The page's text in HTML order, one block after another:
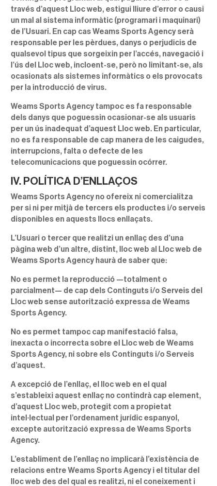
través d’aquest Lloc web, estigui lliure d’error o causi
un mal al sistema informàtic (programari i maquinari)
de l’Usuari. En cap cas Weams Sports Agency serà
responsable per les pèrdues, danys o perjudicis de
qualsevol tipus que sorgeixin per l’accés, navegació i
l’ús del Lloc web, incloent-se, però no limitant-se, als
ocasionats als sistemes informàtics o els provocats
per la introducció de virus.
Weams Sports Agency tampoc es fa responsable
dels danys que poguessin ocasionar-se als usuaris
per un ús inadequat d’aquest Lloc web. En particular,
no es fa responsable de cap manera de les caigudes,
interrupcions, falta o defecte de les
telecomunicacions que poguessin ocórrer.
IV. POLÍTICA D’ENLLAÇOS
Weams Sports Agency no ofereix ni comercialitza
per si ni per mitjà de tercers els productes i/o serveis
disponibles en aquests llocs enllaçats.
L’Usuari o tercer que realitzi un enllaç des d’una
pàgina web d’un altre, distint, lloc web al Lloc web de
Weams Sports Agency haurà de saber que:
No es permet la reproducció —totalment o
parcialment— de cap dels Continguts i/o Serveis del
Lloc web sense autorització expressa de Weams
Sports Agency.
No es permet tampoc cap manifestació falsa,
inexacta o incorrecta sobre el Lloc web de Weams
Sports Agency, ni sobre els Continguts i/o Serveis
d’aquest.
A excepció de l’enllaç, el lloc web en el qual
s’estableixi aquest enllaç no contindrà cap element,
d’aquest Lloc web, protegit com a propietat
intel·lectual per l’ordenament jurídic espanyol,
excepte autorització expressa de Weams Sports
Agency.
L’establiment de l’enllaç no implicarà l’existència de
relacions entre Weams Sports Agency i el titular del
lloc web des del qual es realitzi, ni el coneixement i